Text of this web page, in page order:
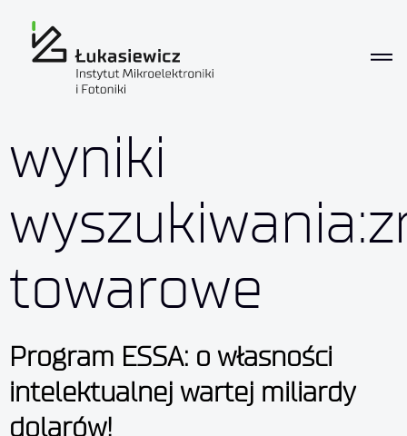
wyniki
towarowe
Program ESSA: o własności
intelektualnej wartej miliardy
dolarów!